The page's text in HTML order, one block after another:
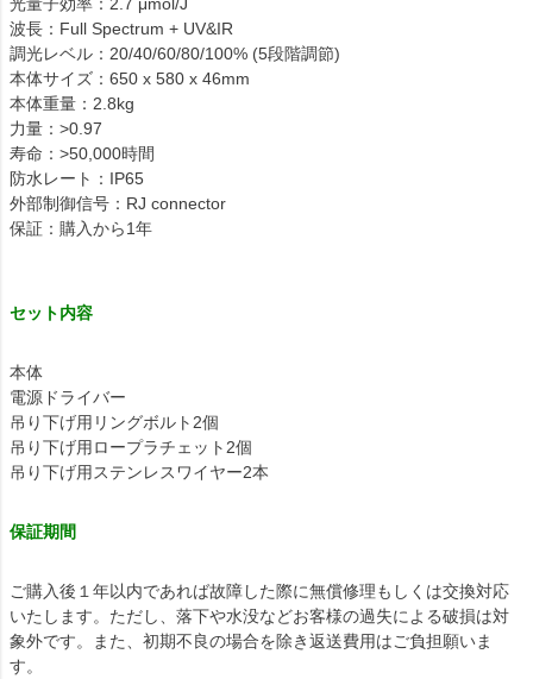
波長：Full Spectrum + UV&IR
調光レベル：20/40/60/80/100% (5段階調節)
本体サイズ：650 x 580 x 46mm
本体重量：2.8kg
力量：>0.97
寿命：>50,000時間
防水レート：IP65
外部制御信号：RJ connector
保証：購入から1年
セット内容
本体
電源ドライバー
吊り下げ用リングボルト2個
吊り下げ用ロープラチェット2個
吊り下げ用ステンレスワイヤー2本
保証期間
ご購入後１年以内であれば故障した際に無償修理もしくは交換対応
いたします。ただし、落下や水没などお客様の過失による破損は対
象外です。また、初期不良の場合を除き返送費用はご負担願いま
す。